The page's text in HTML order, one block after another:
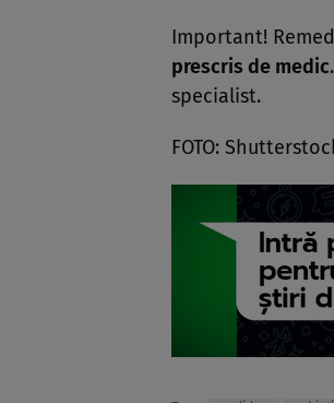
Important!
prescris de medic
specialist.
FOTO: